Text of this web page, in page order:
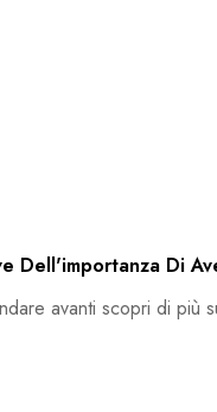
Dell'importanza Di
avanti scopri di più